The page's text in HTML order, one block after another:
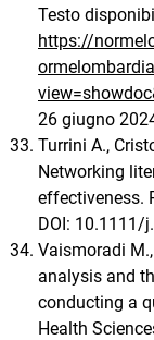
Testo
https://
26 giugno
Turrini A.,
Networking
effectiveness.
DOI: 10.1111/
Vaismoradi
analysis and
conducting a
Health